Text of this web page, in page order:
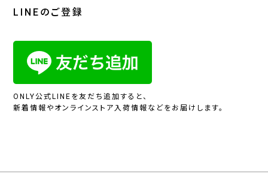
LINEのご登録
ONLY公式LINEを友だち追加すると、
新着情報やオンラインストア入荷情報などをお届けします。